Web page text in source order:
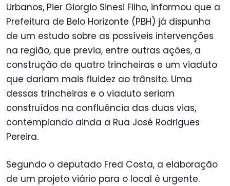
Urbanos, Pier Giorgio Sinesi Filho, informou que a
Prefeitura de Belo Horizonte (PBH) já dispunha
de um estudo sobre as possíveis intervenções
na região, que previa, entre outras ações, a
construção de quatro trincheiras e um viaduto
que dariam mais fluidez ao trânsito. Uma
dessas trincheiras e o viaduto seriam
construídos na confluência das duas vias,
contemplando ainda a Rua José Rodrigues
Pereira.
Segundo o deputado Fred Costa, a elaboração
de um projeto viário para o local é urgente.